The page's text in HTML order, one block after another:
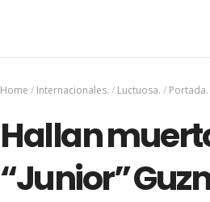
Home / Internacionales. / Luctuosa. / Portada.
Hallan
“Junior”